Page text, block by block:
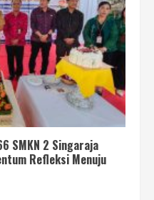
SMKN 2 Singaraja
Refleksi Menuju